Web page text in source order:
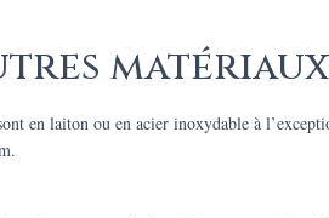
en laiton ou en acier inoxydable à